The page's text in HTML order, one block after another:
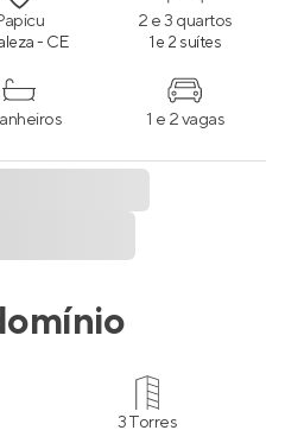
- CE
2 e 3 quartos
1 e 2 suítes
1 e 2 vagas
3 Torres